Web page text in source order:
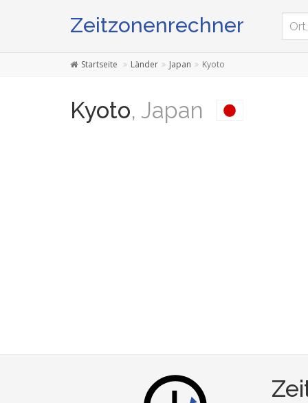
Zeitzonenrechner
Startseite Länder Japan Kyoto
Kyoto, Japan